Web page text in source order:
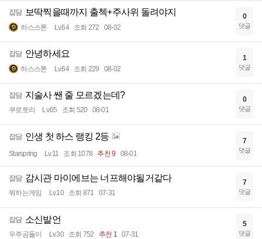
잡담 보딱찍을때까지 출첵+주사위 돌려야지
하스스톤 Lv.64 조회 272 08-02
0
댓글
잡담 안녕하세요
하스스톤 Lv.64 조회 229 08-02
1
댓글
잡담 지술사 쌘 줄 모르겠는데?
쿠로토리 Lv.65 조회 520 08-01
0
댓글
잡담 인생 첫 하스 랭킹 2등
Starspring Lv.11 조회 1078 추천 9 08-01
7
댓글
잡담 감시관 마이에브는 너프해야될거같다
뭐하는게임 Lv.10 조회 871 07-31
7
댓글
잡담 소신발언
우주공돌이 Lv.30 조회 752 추천 1 07-31
5
댓글